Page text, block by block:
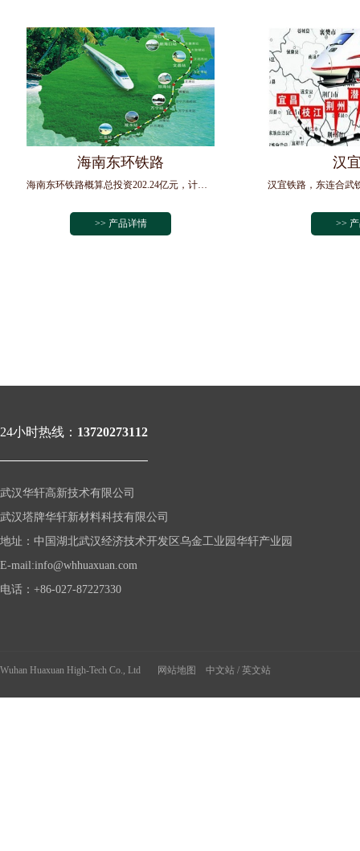
海南东环铁路
海南东环铁路概算总投资202.24亿元，计划于2010年第三季度建成。海南东环铁路由铁道部与海南省合资建设，项目资本金按...
>> 产品详情
汉
>>
24小时热线： 13720273112
武汉华轩高新技术有限公司
武汉塔牌华轩新材料科技有限公司
地址：中国湖北武汉经济技术开发区乌金工业园华轩产业园
年
美
E-mail:info@whhuaxuan.com
电话：+86-027-87227330
Wuhan Huaxuan High-Tech Co., Ltd 网站地图 中文站 / 英文站